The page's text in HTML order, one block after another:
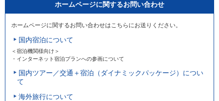
ホームページに関するお問い合わせ
ホームページに関するお問い合わせはこちらにお送りください。
国内宿泊について
＜宿泊機関様向け＞
・インターネット宿泊プランへの参画について
国内ツアー／交通＋宿泊（ダイナミックパッケージ）につい
て
海外旅行について